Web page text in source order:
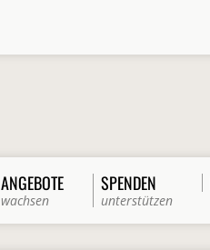
ANGEBOTE
wachsen
SPENDEN
unterstützen